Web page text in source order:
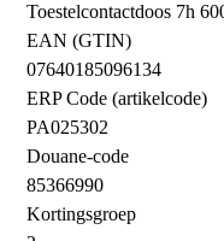
Toestelcontactdoos 7h
EAN (GTIN)
07640185096134
ERP Code (artikelcode)
PA025302
Douane-code
85366990
Kortingsgroep